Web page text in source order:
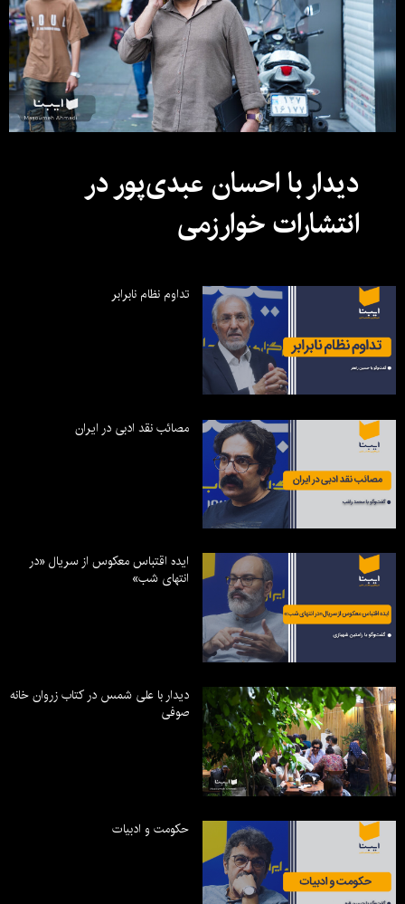
دیدار با احسان عبدی‌پور در
انتشارات خوارزمی
تداوم نظام نابرابر
مصائب نقد ادبی در ایران
ایده اقتباس معکوس از سریال «در
انتهای شب»
دیدار با علی شمس در کتاب زروان خانه
صوفی
حکومت و ادبیات